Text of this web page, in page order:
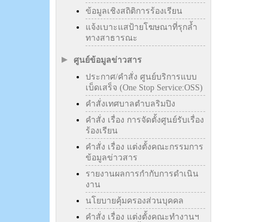
ข้อมูลเชิงสถิติการร้องเรียน
แจ้งเบาะแสป้ายโฆษณาที่รุกล้ำ
ทางสาธารณะ
ศูนย์ข้อมูลข่าวสาร
ประกาศ/คำสั่ง ศูนย์บริการแบบ
เบ็ดเสร็จ (One Stop Service:OSS)
คำสั่งเทศบาลตำบลริมปิง
คำสั่ง เรื่อง การจัดตั้งศูนย์รับเรื่อง
ร้องเรียน
คำสั่ง เรื่อง แต่งตั้งคณะกรรมการ
ข้อมูลข่าวสาร
รายงานผลการกำกับการดำเนิน
งาน
นโยบายคุ้มครองส่วนบุคคล
คำสั่ง เรื่อง แต่งตั้งคณะทำงานฯ